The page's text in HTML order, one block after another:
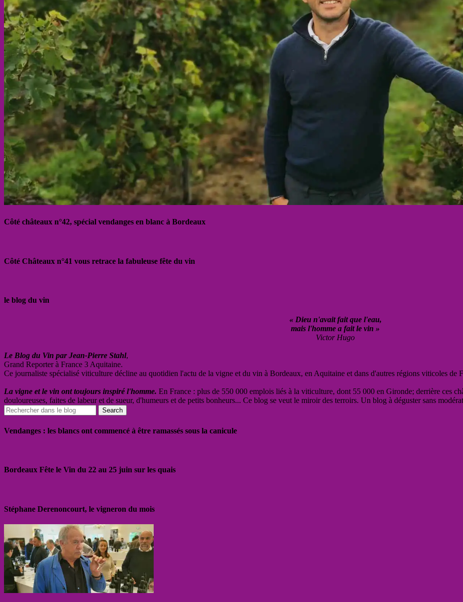
Côté châteaux n°42, spécial vendanges en blanc à Bordeaux
Côté Châteaux n°41 vous retrace la fabuleuse fête du vin
le blog du vin
« Dieu n'avait fait que l'eau,
mais l'homme a fait le vin »
Victor Hugo
Le Blog du Vin par Jean-Pierre Stahl,
Grand Reporter à France 3 Aquitaine.
Ce journaliste spécialisé viticulture décline au quotidien l'actu de la vigne et du vin à Bordeaux, en Aquitaine et dans d'autres régions viticoles de
La vigne et le vin ont toujours inspiré l'homme. En France : plus de 550 000 emplois liés à la viticulture, dont 55 000 en Gironde; derrière ces
douloureuses, faites de labeur et de sueur, d'humeurs et de petits bonheurs... Ce blog se veut le miroir des terroirs. Un blog à déguster sans
Vendanges : les blancs ont commencé à être ramassés sous la canicule
Bordeaux Fête le Vin du 22 au 25 juin sur les quais
Stéphane Derenoncourt, le vigneron du mois